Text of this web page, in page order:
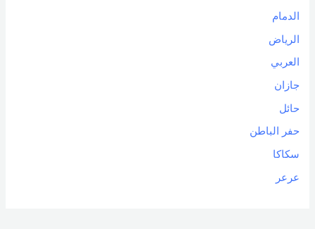
الدمام
الرياض
العربي
جازان
حائل
حفر الباطن
سكاكا
عرعر